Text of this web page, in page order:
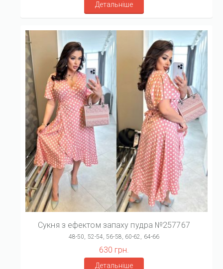
Детальніше
Сукня з ефектом запаху пудра №257767
48-50, 52-54, 56-58, 60-62, 64-66
630 грн.
Детальніше